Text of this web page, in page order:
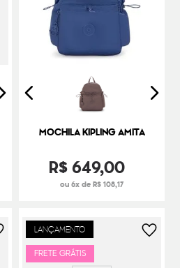
MOCHILA KIPLING AMITA
R$ 649,00
ou 6x de R$ 108,17
LANÇAMENTO
FRETE GRÁTIS